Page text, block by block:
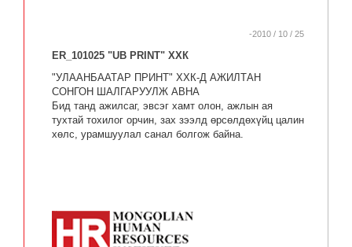
-2010 / 10 / 25
ER_101025 "UB PRINT" ХХК
"УЛААНБААТАР ПРИНТ" ХХК-Д АЖИЛТАН
СОНГОН ШАЛГАРУУЛЖ АВНА
Бид танд ажилсаг, эвсэг хамт олон, ажлын ая
тухтай тохилог орчин, зах зээлд өрсөлдөхүйц цалин
хөлс, урамшуулал санал болгож байна.